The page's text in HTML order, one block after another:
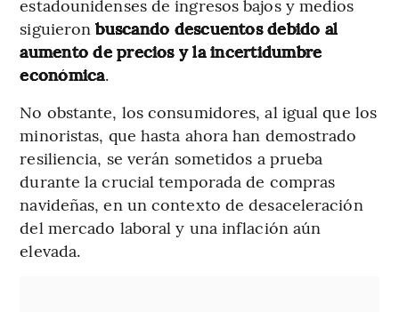
estadounidenses de ingresos bajos y medios
siguieronbuscando descuentos debido al
aumento de precios y la incertidumbre
económica.
No obstante, los consumidores, al igual que los
minoristas, que hasta ahora han demostrado
resiliencia, se verán sometidos a prueba
durante la crucial temporada de compras
navideñas, en un contexto de desaceleración
del mercado laboral y una inflación aún
elevada.